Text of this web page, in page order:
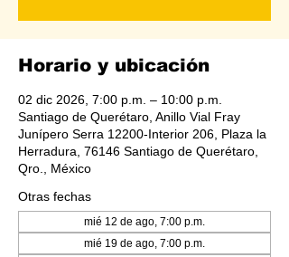
Horario y ubicación
02 dic 2026, 7:00 p.m. – 10:00 p.m.
Santiago de Querétaro, Anillo Vial Fray
Junípero Serra 12200-Interior 206, Plaza la
Herradura, 76146 Santiago de Querétaro,
Qro., México
Otras fechas
mié 12 de ago, 7:00 p.m.
mié 19 de ago, 7:00 p.m.